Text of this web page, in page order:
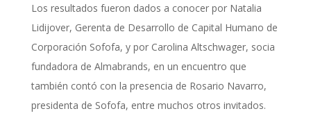
Los resultados fueron dados a conocer por Natalia
Lidijover, Gerenta de Desarrollo de Capital Humano de
Corporación Sofofa, y por Carolina Altschwager, socia
fundadora de Almabrands, en un encuentro que
también contó con la presencia de Rosario Navarro,
presidenta de Sofofa, entre muchos otros invitados.